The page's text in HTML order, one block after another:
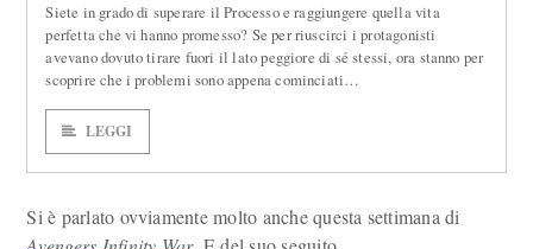
Siete in grado di superare il Processo e raggiungere quella vita
perfetta che vi hanno promesso? Se per riuscirci i protagonisti
avevano dovuto tirare fuori il lato peggiore di sé stessi, ora stanno per
scoprire che i problemi sono appena cominciati…
LEGGI
Si è parlato ovviamente molto anche questa settimana di